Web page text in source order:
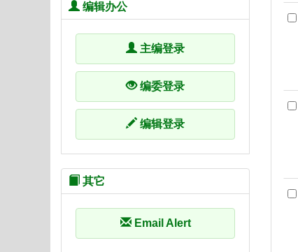
编辑办公
主编登录
编委登录
编辑登录
其它
Email Alert